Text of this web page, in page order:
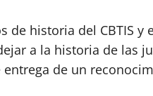
de historia del CBTIS
a la historia de las
entrega de un